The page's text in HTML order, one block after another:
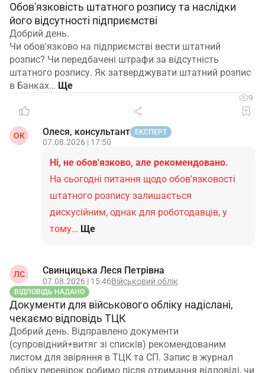
Обов'язковість штатного розпису та наслідки
його відсутності підприємстві
Добрий день.
Чи обов'язково на підприємстві вести штатний
розпис? Чи передбачені штрафи за відсутність
штатного розпису. Як затверджувати штатний розпис
в Банках…
9
ОК Олеся, консультант ЕКСПЕРТ
07.08.2026 | 17:50
Ні, не обов'язково, але рекомендовано.
На сьогодні питання щодо обов'язковості
штатного розпису залишається
дискусійним, однак для роботодавців, у
тому… Ще
ЛС Свинцицька Леся Петрівна
07.08.2026 | 15:46Військовий облік
ВІДПОВІДЬ НАДАНО
Документи для військового обліку надіслані,
чекаємо відповідь ТЦК
Добрий день. Відправлено документи
(супровідний+витяг зі списків) рекомендованим
листом для звіряння в ТЦК та СП. Запис в журнал
обліку перевірок робимо після отримання відповіді, чи